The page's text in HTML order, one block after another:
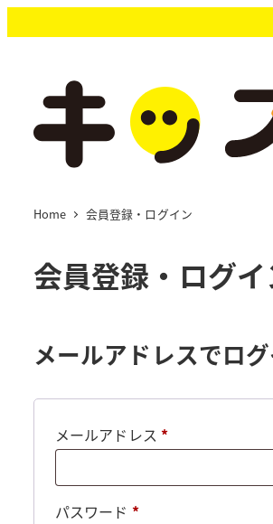
イ
Home 会員登録・ログイン
会員登録・ログイ
メールアドレスでロ
メールアドレス *必
パスワード *必